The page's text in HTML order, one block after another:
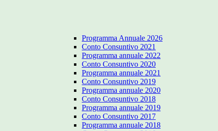
Programma Annuale 2026
Conto Consuntivo 2021
Programma annuale 2022
Conto Consuntivo 2020
Programma annuale 2021
Conto Consuntivo 2019
Programma annuale 2020
Conto Consuntivo 2018
Programma annuale 2019
Conto Consuntivo 2017
Programma annuale 2018